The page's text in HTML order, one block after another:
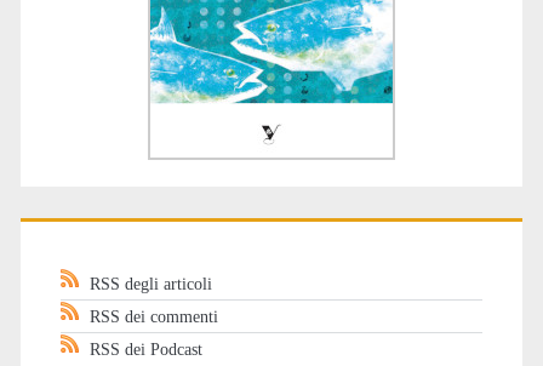
RSS degli articoli
RSS dei commenti
RSS dei Podcast